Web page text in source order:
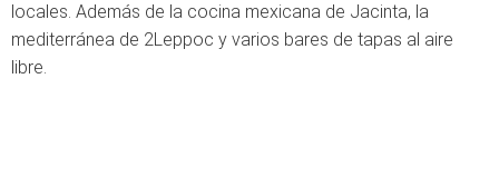
locales. Además de la cocina mexicana de Jacinta, la
mediterránea de 2Leppoc y varios bares de tapas al aire
libre.